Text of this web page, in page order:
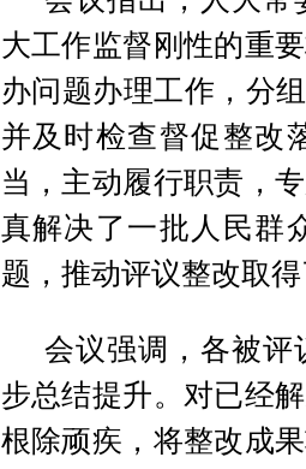
大工作监督刚性的重
办问题办理工作，分
并及时检查督促整改
当，主动履行职责，
真解决了一批人民群
题，推动评议整改取
会议强调，各被评
步总结提升。对已经
根除顽疾，将整改成